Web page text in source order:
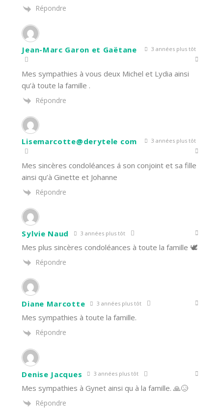
Répondre
Jean-Marc Garon et Gaëtane 3 années plus tôt
Mes sympathies à vous deux Michel et Lydia ainsi
qu’à toute la famille .
Répondre
Lisemarcotte@derytele com 3 années plus tôt
Mes sincères condoléances á son conjoint et sa fille
ainsi qu’à Ginette et Johanne
Répondre
Sylvie Naud 3 années plus tôt
Mes plus sincères condoléances à toute la famille 🕊
Répondre
Diane Marcotte 3 années plus tôt
Mes sympathies à toute la famille.
Répondre
Denise Jacques 3 années plus tôt
Mes sympathies à Gynet ainsi qu à la famille. 🙏😥
Répondre